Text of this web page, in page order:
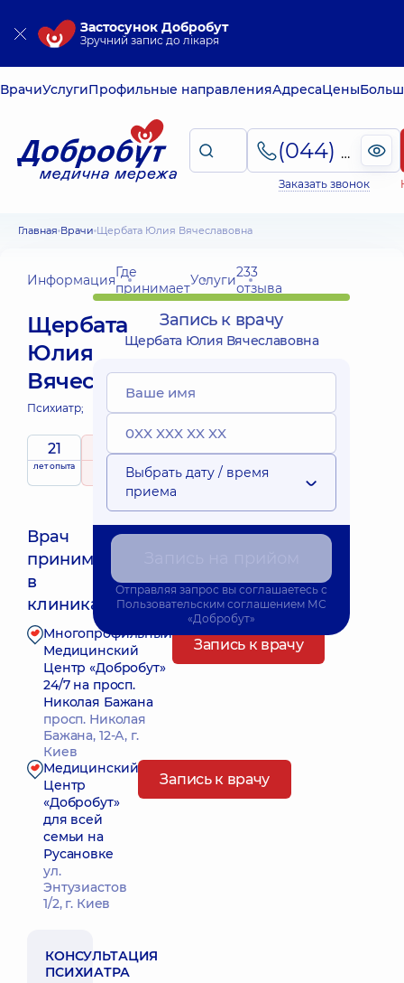
Застосунок Добробут
Зручний запис до лікаря
ВрачиУслугиПрофильные направленияАдресаЦены
(044) 495-2-888
Заказать звонок
Главная Врачи Щербата Юлия Вячеславовна
ИнформацияГде
принимаетУслуги233
отзыва
Щербата
Юлия
Вячеславовна
Психиатр;
21
лет опыта
5 / 5
рейтингна основе
233 отзыва
Врач
принимает
в
клиниках:
Ближайшее время приема: 12.08.2026 9:30
Многопрофильный
Медицинский
Центр «Добробут»
24/7 на просп.
Николая Бажана
просп. Николая
Бажана, 12-А, г.
Киев
Запись к врачу
Медицинский
Центр
«Добробут»
для всей
семьи на
Русановке
ул.
Энтузиастов
1/2, г. Киев
Запись к врачу
КОНСУЛЬТАЦИЯ
ПСИХИАТРА
Запись к врачу
Щербата Юлия Вячеславовна
Выбрать дату / время
приема
Отправляя запрос вы соглашаетесь с
Пользовательским соглашением МС
«Добробут»